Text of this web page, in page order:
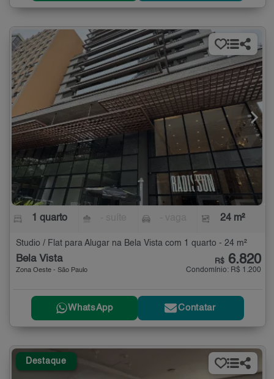
1 quarto 24 m²
Studio / Flat para Alugar na Bela Vista com 1 quarto - 24 m²
Bela Vista
Zona Oeste - São Paulo
R$ 6.820
Condomínio: R$ 1.200
WhatsApp Contatar
Destaque